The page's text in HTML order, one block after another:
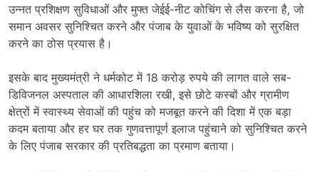
उन्नत प्रशिक्षण सुविधाओं और मुफ्त जेईई-नीट कोचिंग से लैस करना है, जो
समान अवसर सुनिश्चित करने और पंजाब के युवाओं के भविष्य को सुरक्षित
करने का ठोस प्रयास है।
इसके बाद मुख्यमंत्री ने धर्मकोट में 18 करोड़ रुपये की लागत वाले सब-
डिविजनल अस्पताल की आधारशिला रखी, इसे छोटे कस्बों और ग्रामीण
क्षेत्रों में स्वास्थ्य सेवाओं की पहुंच को मजबूत करने की दिशा में एक बड़ा
कदम बताया और हर घर तक गुणवत्तापूर्ण इलाज पहुंचाने को सुनिश्चित करने
के लिए पंजाब सरकार की प्रतिबद्धता का प्रमाण बताया।